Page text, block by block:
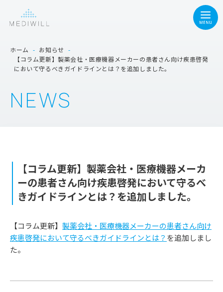
ホーム - お知らせ -
【コラム更新】製薬会社・医療機器メーカーの患者さん向け疾患啓発
において守るべきガイドラインとは？を追加しました。
NEWS
【コラム更新】製薬会社・医療機器メーカ
ーの患者さん向け疾患啓発において守るべ
きガイドラインとは？を追加しました。
【コラム更新】 製薬会社・医療機器メーカーの患者さん向け
疾患啓発において守るべきガイドラインとは？ を追加しまし
た。